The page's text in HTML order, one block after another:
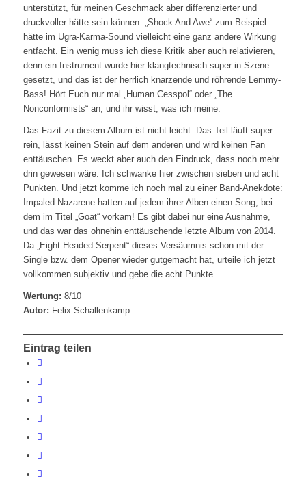
unterstützt, für meinen Geschmack aber differenzierter und
druckvoller hätte sein können. „Shock And Awe“ zum Beispiel
hätte im Ugra-Karma-Sound vielleicht eine ganz andere Wirkung
entfacht. Ein wenig muss ich diese Kritik aber auch relativieren,
denn ein Instrument wurde hier klangtechnisch super in Szene
gesetzt, und das ist der herrlich knarzende und röhrende Lemmy-
Bass! Hört Euch nur mal „Human Cesspol“ oder „The
Nonconformists“ an, und ihr wisst, was ich meine.
Das Fazit zu diesem Album ist nicht leicht. Das Teil läuft super
rein, lässt keinen Stein auf dem anderen und wird keinen Fan
enttäuschen. Es weckt aber auch den Eindruck, dass noch mehr
drin gewesen wäre. Ich schwanke hier zwischen sieben und acht
Punkten. Und jetzt komme ich noch mal zu einer Band-Anekdote:
Impaled Nazarene hatten auf jedem ihrer Alben einen Song, bei
dem im Titel „Goat“ vorkam! Es gibt dabei nur eine Ausnahme,
und das war das ohnehin enttäuschende letzte Album von 2014.
Da „Eight Headed Serpent“ dieses Versäumnis schon mit der
Single bzw. dem Opener wieder gutgemacht hat, urteile ich jetzt
vollkommen subjektiv und gebe die acht Punkte.
Wertung: 8/10
Autor: Felix Schallenkamp
Eintrag teilen